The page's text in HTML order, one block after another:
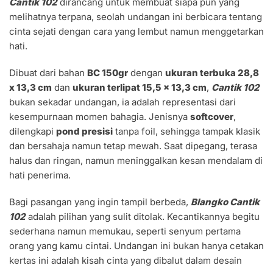
melihatnya terpana, seolah undangan ini berbicara tentang
cinta sejati dengan cara yang lembut namun menggetarkan
hati.
Dibuat dari bahan BC 150gr dengan ukuran terbuka 28,8
x 13,3 cm dan ukuran terlipat 15,5 x 13,3 cm, Cantik 102
bukan sekadar undangan, ia adalah representasi dari
kesempurnaan momen bahagia. Jenisnya softcover,
dilengkapi pond presisi tanpa foil, sehingga tampak klasik
dan bersahaja namun tetap mewah. Saat dipegang, terasa
halus dan ringan, namun meninggalkan kesan mendalam di
hati penerima.
Bagi pasangan yang ingin tampil berbeda, Blangko Cantik
102adalah pilihan yang sulit ditolak. Kecantikannya begitu
sederhana namun memukau, seperti senyum pertama
orang yang kamu cintai. Undangan ini bukan hanya cetakan
kertas ini adalah kisah cinta yang dibalut dalam desain